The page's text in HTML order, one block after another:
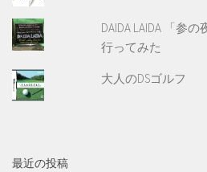
DAIDA LAIDA 「参の
行ってみた
大人のDSゴルフ
最近の投稿